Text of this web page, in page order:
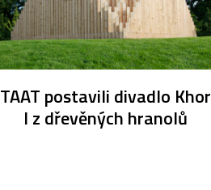
TAAT postavili divadlo Khor
I z dřevěných hranolů